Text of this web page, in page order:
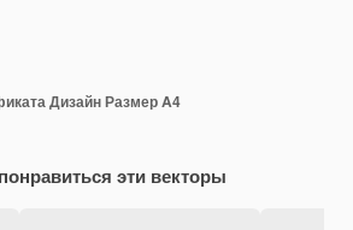
Дизайн Размер A4
эти векторы